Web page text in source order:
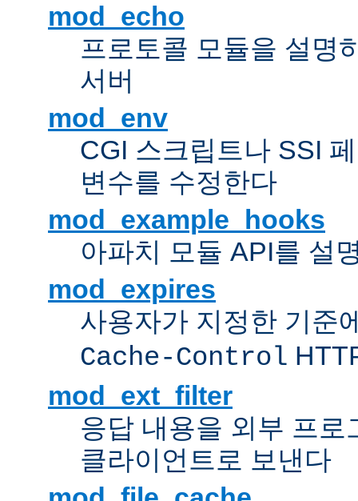
mod_echo
프로토콜 모듈을 설명
서버
mod_env
CGI 스크립트나 SSI
변수를 수정한다
mod_example_hooks
아파치 모듈 API를 설
mod_expires
사용자가 지정한 기준
Cache-Control
mod_ext_filter
응답 내용을 외부 프로
클라이언트로 보낸다